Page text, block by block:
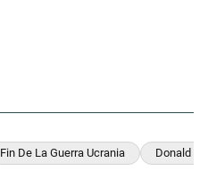
Fin De La Guerra Ucrania Donald